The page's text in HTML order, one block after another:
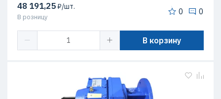
48 191,25₽/шт.
В розницу
0 0
В корзину